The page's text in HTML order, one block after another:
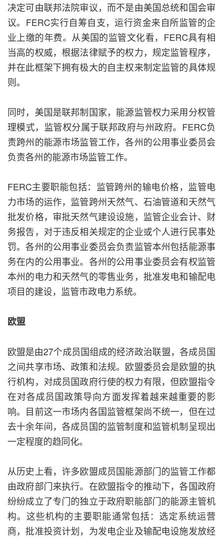
决定可由联邦法院审议，而不是由美国总统和国会审
议。FERC实行自筹自支，运行资金来自所监管的企
业上缴的年费。从美国的监管文化看，FERC具有相
当高的权威，根据法律赋予的权力，规定监管程序，
并在此框架下拥有极大的自主权来制定监管的具体规
则。
同时，美国是联邦制国家，能源监管权力采用分权管
理模式，监管权分属于联邦政府与州政府。FERC负
责跨州的能源市场监管工作，各州的公用事业委员会
负责各州的能源市场监管工作。
FERC主要职能包括：监管跨州的输电价格，监管电
力市场的运作，监管跨州天然气、石油管道和天然气
批发价格，审批天然气建设设施，监管企业会计、财
务报告，对于违反相关规定的企业或个人进行民事处
罚。各州的公用事业委员会负责监管本州包括能源事
务在内的公用事业。各州的公用事业委员会有权监管
本州的电力和天然气的零售业务，批准发电和输配电
项目的建设，监管市政电力系统。
欧盟
欧盟是由27个成员国组成的经济政治联盟，各成员国
之间共享市场、政策和法规。欧盟委员会是欧盟的执
行机构，对成员国政府行使的权力有限，但欧盟指令
在对各成员国政策导向方面发挥着越来越重要的影
响。目前这一市场内各国监管框架尚不统一，但在过
去十余年间，各成员国的监管制度和监管机制呈现出
一定程度的趋同化。
从历史上看，许多欧盟成员国能源部门的监管工作都
由政府部门来执行。在欧盟指令的推动下，各国政府
纷纷成立了专门的独立于政府职能部门的能源主管机
构。这些机构的主要职能通常包括：选定系统运营
商，批准投资计划，为发电企业及输配电设施发放经